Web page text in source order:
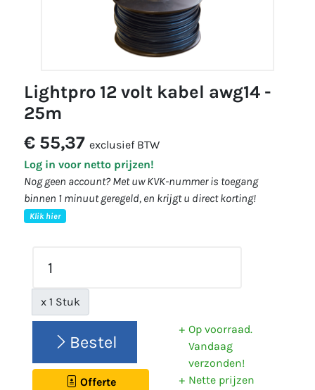
lightpro 12 volt kabel awg14 -
25m
€ 55,37 exclusief BTW
Log in voor netto prijzen!
Nog geen account? Met uw KVK-nummer is toegang
binnen 1 minuut geregeld, en krijgt u direct korting!
Klik hier
x 1 Stuk
Bestel
Offerte
Op voorraad.
Vandaag
verzonden!
Nette prijzen